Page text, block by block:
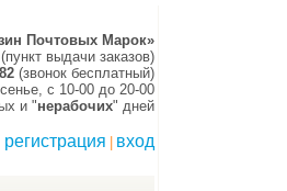
Почтовых Марок»
выдачи заказов)
(звонок бесплатный)
c 10-00 до 20-00
и "нерабочих" дней
регистрация вход